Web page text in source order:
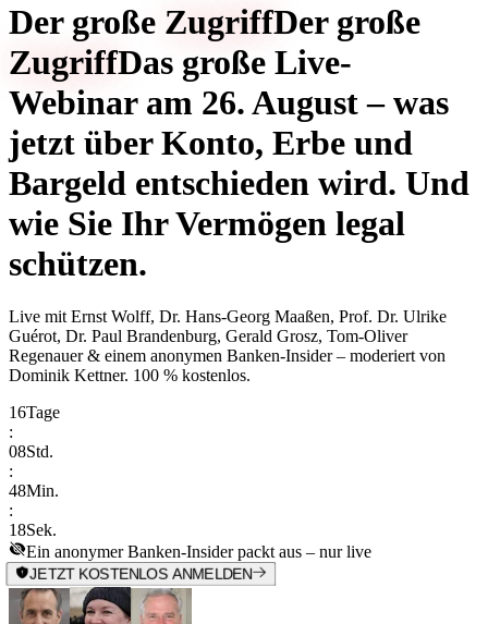
Der große ZugriffDer große
ZugriffDas große Live-
Webinar am 26. August – was
jetzt über Konto, Erbe und
Bargeld entschieden wird. Und
wie Sie Ihr Vermögen legal
schützen.
Live mit Ernst Wolff, Dr. Hans-Georg Maaßen, Prof. Dr. Ulrike
Guérot, Dr. Paul Brandenburg, Gerald Grosz, Tom-Oliver
Regenauer & einem anonymen Banken-Insider– moderiert von
Dominik Kettner. 100 % kostenlos.
16Tage
:
08Std.
:
48Min.
:
18Sek.
Ein anonymer Banken-Insider packt aus – nur live
JETZT KOSTENLOS ANMELDEN